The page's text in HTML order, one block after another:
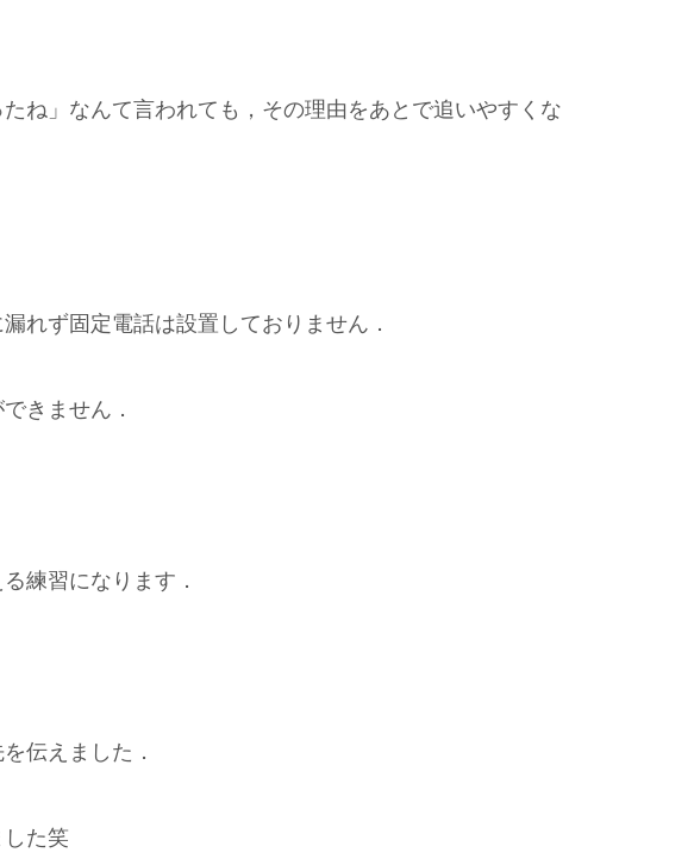
ね」なんて言われても，その理由をあとで追いやすくな
れず固定電話は設置しておりません．
きません．
練習になります．
伝えました．
た笑